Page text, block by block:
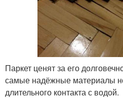
Паркет ценят за его
самые надёжные материалы
длительного контакта с водой.